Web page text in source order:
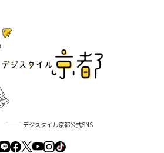
デジスタイル京都公式SNS